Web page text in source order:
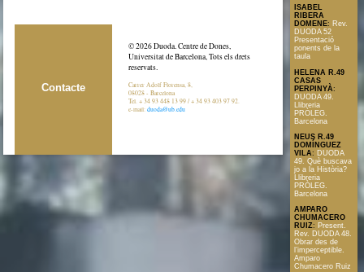
Contacte
© 2026 Duoda. Centre de Dones,
Universitat de Barcelona, Tots els drets
reservats.
Carrer Adolf Florensa, 8,
08028 - Barcelona
Tel. + 34 93 448 13 99 / + 34 93 403 97 92.
e-mail:duoda@ub.edu
ISABEL
RIBERA
DOMENE: Rev.
DUODA 52
Presentació
ponents de la
taula
HELENA R.49
CASAS
PERPINYÀ:
DUODA 49.
Llibreria
PRÒLEG.
Barcelona
NEUS R.49
DOMÍNGUEZ
VILA: DUODA
49. Què buscava
jo a la Història?
Llibreria
PRÒLEG.
Barcelona
AMPARO
CHUMACERO
RUIZ: Present.
Rev. DUODA 48.
Obrar des de
l’imperceptible.
Amparo
Chumacero Ruiz